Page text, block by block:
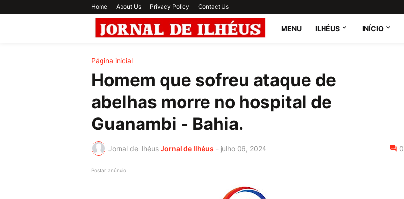
Home About Us Privacy Policy Contact Us
MENU ILHÉUS INÍCIO
Página inicial
Homem que sofreu ataque de
abelhas morre no hospital de
Guanambi - Bahia.
Jornal de Ilhéus Jornal de Ilhéus - julho 06, 2024 0
Postar anúncio